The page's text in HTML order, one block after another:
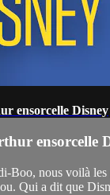
ensorcelle Disney
ensorcelle
Boo, nous voilà les
Qui a dit que